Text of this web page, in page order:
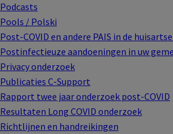
Podcasts
Pools / Polski
Post-COVID en andere PAIS in de
Postinfectieuze aandoeningen in uw
Privacy onderzoek
Publicaties C-Support
Rapport twee jaar onderzoek post-COVID
Resultaten Long COVID onderzoek
Richtlijnen en handreikingen